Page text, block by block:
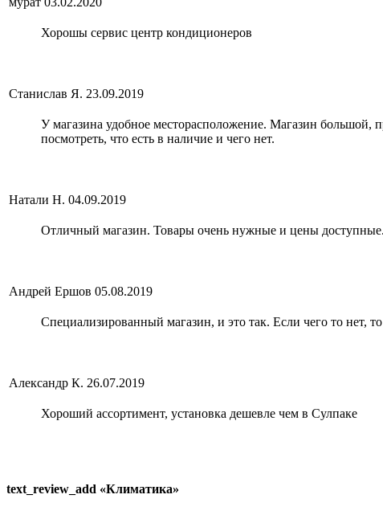
Хорошы сервис центр кондиционеров
Станислав Я. 23.09.2019
У магазина удобное месторасположение. Магазин
посмотреть, что есть в наличие и чего нет.
Натали Н. 04.09.2019
Отличный магазин. Товары очень нужные и цены
Андрей Ершов 05.08.2019
Специализированный магазин, и это так. Если чего то нет, то
Александр К. 26.07.2019
Хороший ассортимент, установка дешевле чем в Сулпаке
text_review_add «Климатика»